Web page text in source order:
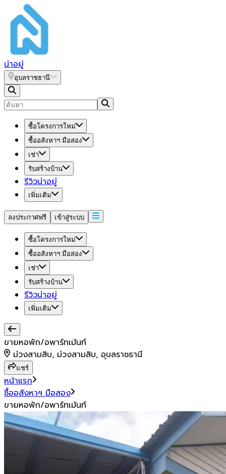
น่าอยู่
อุบลราชธานี
ซื้อโครงการใหม่
ซื้ออสังหาฯ มือสอง
เช่า
รับสร้างบ้าน
รีวิวน่าอยู่
เพิ่มเติม
ลงประกาศฟรี เข้าสู่ระบบ
ซื้อโครงการใหม่
ซื้ออสังหาฯ มือสอง
เช่า
รับสร้างบ้าน
รีวิวน่าอยู่
เพิ่มเติม
ขายหอพัก/อพาร์ทเม้นท์
ม่วงสามสิบ, ม่วงสามสิบ, อุบลราชธานี
แชร์
หน้าแรก
ซื้ออสังหาฯ มือสอง
ขายหอพัก/อพาร์ทเม้นท์